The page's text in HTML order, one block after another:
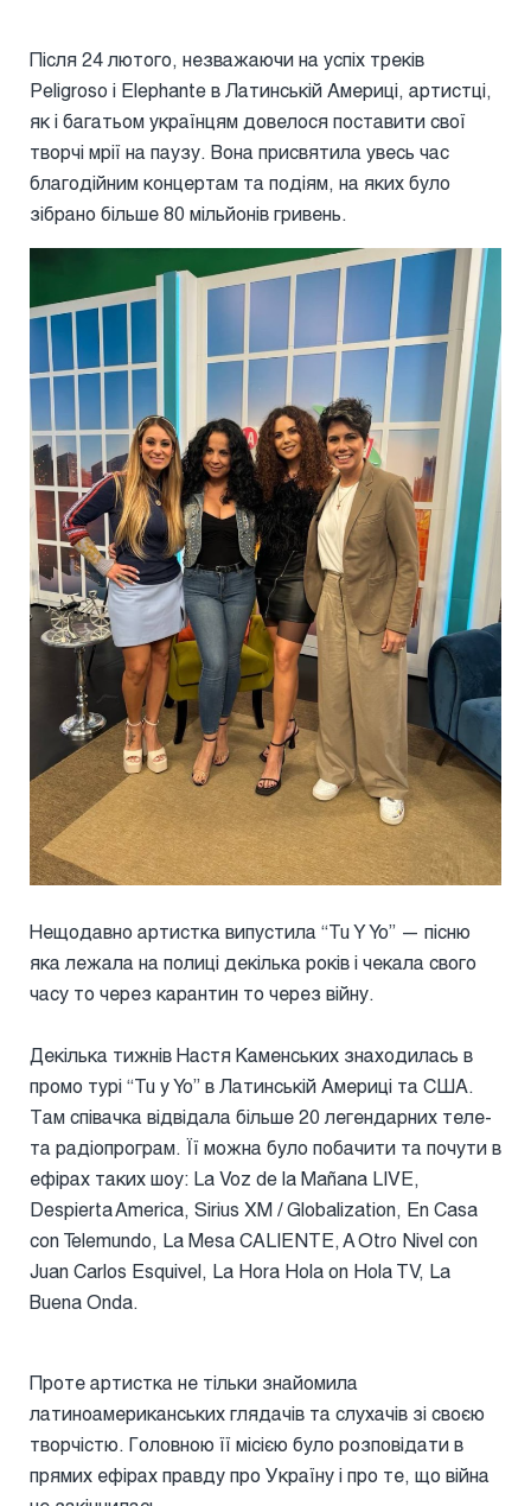
Після 24 лютого, незважаючи на успіх треків
Peligroso і Elephante в Латинській Америці, артистці,
як і багатьом українцям довелося поставити свої
творчі мрії на паузу. Вона присвятила увесь час
благодійним концертам та подіям, на яких було
зібрано більше 80 мільйонів гривень.
Нещодавно артистка випустила “Tu Y Yo” — пісню
яка лежала на полиці декілька років і чекала свого
часу то через карантин то через війну.
Декілька тижнів Настя Каменських знаходилась в
промо турі “Tu y Yo” в Латинській Америці та США.
Там співачка відвідала більше 20 легендарних теле-
та радіопрограм. Її можна було побачити та почути в
ефірах таких шоу: La Voz de la Mañana LIVE,
Despierta America, Sirius XM / Globalization, En Casa
con Telemundo, La Mesa CALIENTE, A Otro Nivel con
Juan Carlos Esquivel, La Hora Hola on Hola TV, La
Buena Onda.
Проте артистка не тільки знайомила
латиноамериканських глядачів та слухачів зі своєю
творчістю. Головною її місією було розповідати в
прямих ефірах правду про Україну і про те, що війна